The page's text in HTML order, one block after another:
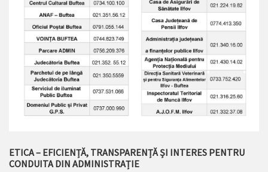
ETICA – EFICIENȚĂ, TRANSPARENȚĂ ȘI INTERES PENTRU
CONDUITA DIN ADMINISTRAȚIE